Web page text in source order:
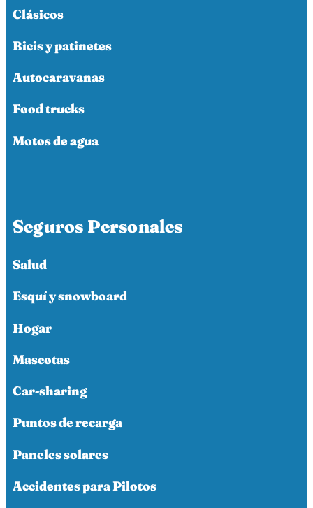
Clásicos
Bicis y patinetes
Autocaravanas
Food trucks
Motos de agua
Seguros Personales
Salud
Esquí y snowboard
Hogar
Mascotas
Car-sharing
Puntos de recarga
Paneles solares
Accidentes para Pilotos